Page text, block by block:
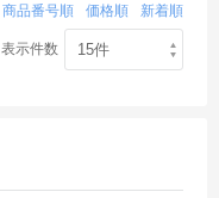
商品番号順 価格順 新着順
表示件数